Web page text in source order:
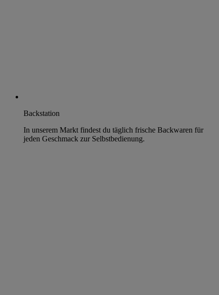
Backstation
In unserem Markt findest du täglich frische Backwaren für
jeden Geschmack zur Selbstbedienung.